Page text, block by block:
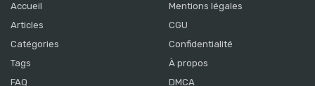
Accueil
Articles
Catégories
Tags
FAQ
Mentions légales
CGU
Confidentialité
À propos
DMCA